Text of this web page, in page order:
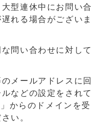
型連休中にお問い合
れる場合がございま
問い合わせに対して
メールアドレスに回
などの設定をされて
からのドメインを受
い。